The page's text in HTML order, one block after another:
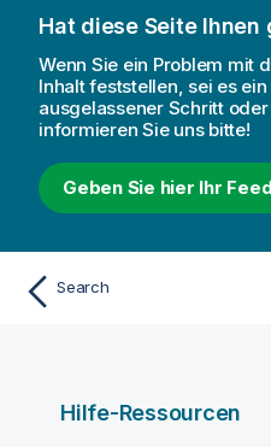
Hat diese Seite Ihnen
Wenn Sie ein Problem mit
Inhalt feststellen, sei es
ausgelassener Schritt
informieren Sie uns bitte!
Geben Sie hier Ihr
Search
Hilfe-Ressourcen